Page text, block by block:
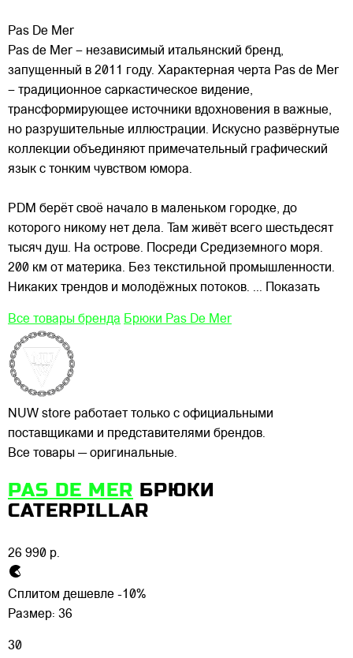
Pas De Mer
Pas de Mer – независимый итальянский бренд,
запущенный в 2011 году. Характерная черта Pas de Mer
– традиционное саркастическое видение,
трансформирующее источники вдохновения в важные,
но разрушительные иллюстрации. Искусно развёрнутые
коллекции объединяют примечательный графический
язык с тонким чувством юмора.
PDM берёт своё начало в маленьком городке, до
которого никому нет дела. Там живёт всего шестьдесят
тысяч душ. На острове. Посреди Средиземного моря.
200 км от материка. Без текстильной промышленности.
Никаких трендов и молодёжных потоков. ... Показать
Все товары бренда Брюки Pas De Mer
NUW store работает только с официальными
поставщиками и представителями брендов.
Все товары — оригинальные.
PAS DE MER БРЮКИ
CATERPILLAR
26 990 р.
Сплитом дешевле -10%
Размер: 36
30